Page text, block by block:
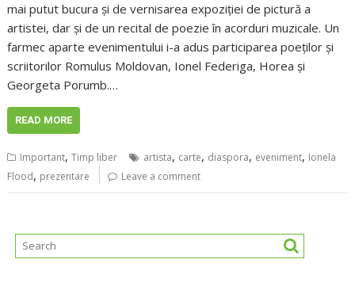
mai putut bucura și de vernisarea expoziției de pictură a
artistei, dar și de un recital de poezie în acorduri muzicale. Un
farmec aparte evenimentului i-a adus participarea poeților și
scriitorilor Romulus Moldovan, Ionel Federiga, Horea și
Georgeta Porumb.…
READ MORE
Important,Timp liber artista, carte, diaspora, eveniment, Ionela
Flood, prezentare Leave a comment